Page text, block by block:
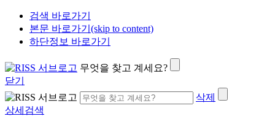
검색 바로가기
본문 바로가기(skip to content)
하단정보 바로가기
무엇을 찾고 계세요?
닫기
삭제
상세검색